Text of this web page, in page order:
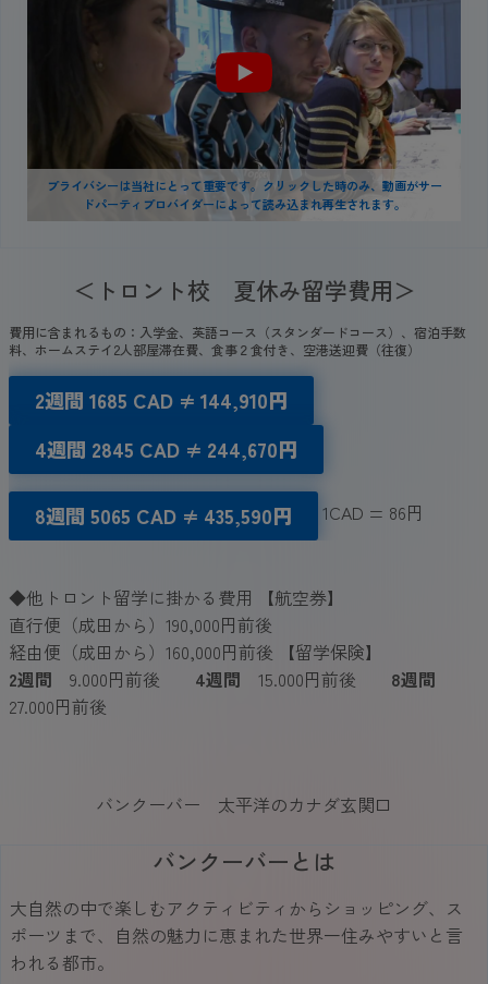
プライバシーは当社にとって重要です。クリックした時のみ、動画がサー
ドパーティプロバイダーによって読み込まれ再生されます。
＜トロント校 夏休み留学費用＞
費用に含まれるもの：入学金、英語コース（スタンダードコース）、宿泊手数
料、ホームステイ2人部屋滞在費、食事２食付き、空港送迎費（往復）
2週間 1685 CAD≠ 144,910円
4週間 2845 CAD ≠ 244,670円
8週間 5065 CAD ≠ 435,590円 1CAD = 86円
◆他トロント留学に掛かる費用 【航空券】
直行便（成田から）190,000円前後
経由便（成田から）160,000円前後 【留学保険】
2週間 9.000円前後 4週間 15.000円前後
8週間
27.000円前後
バンクーバー 太平洋のカナダ玄関口
バンクーバーとは
大自然の中で楽しむアクティビティからショッピング、ス
ポーツまで、自然の魅力に恵まれた世界一住みやすいと言
われる都市。